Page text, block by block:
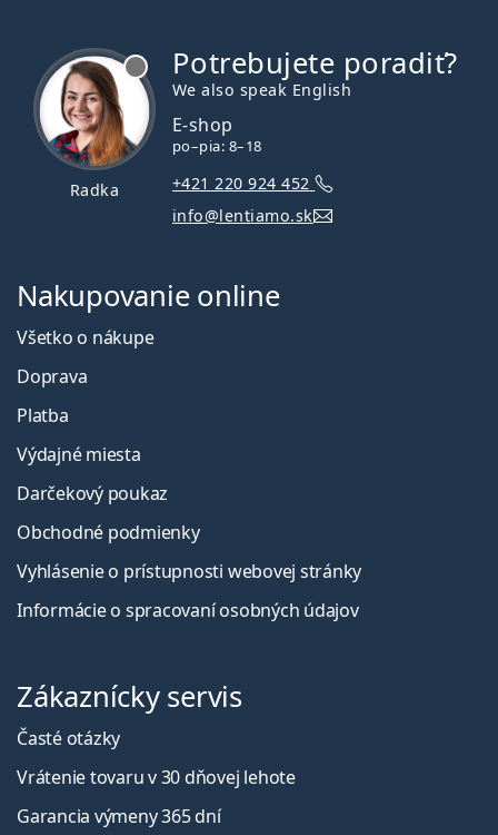
Radka
Potrebujete poradiť?
We also speak English
E-shop
po–pia: 8–18
+421 220 924 452
info@lentiamo.sk
Nakupovanie online
Všetko o nákupe
Doprava
Platba
Výdajné miesta
Darčekový poukaz
Obchodné podmienky
Vyhlásenie o prístupnosti webovej stránky
Informácie o spracovaní osobných údajov
Zákaznícky servis
Časté otázky
Vrátenie tovaru v 30 dňovej lehote
Garancia výmeny 365 dní